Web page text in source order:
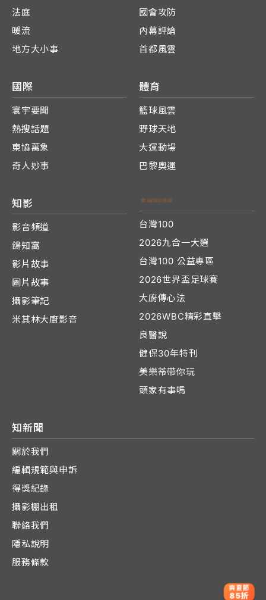
法庭
暖流
地方大小事
國會攻防
內幕評論
首都風雲
國際
寰宇要聞
熱搜話題
東協萬象
奇人妙事
體育
籃球風雲
野球天地
大運動場
巴黎奧運
知影
影音頻道
鴿知窩
影片故事
圖片故事
攝影筆記
米其林大廚影音
台灣100
2026九合一大選
台灣100 公益專區
2026世界盃足球賽
大廚傳心法
2026WBC精彩直擊
良醫說
健保30年特刊
美樂蒂帶你玩
頭家有事嗎
知新聞
關於我們
編輯規範與申訴
得獎紀錄
攝影棚出租
聯絡我們
隱私說明
服務條款
爽夏節
85折